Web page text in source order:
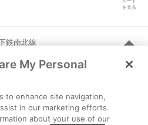
を見る
鉄南北線
ルート
を見る
My Personal
to enhance site navigation,
in our marketing efforts.
about your use of our